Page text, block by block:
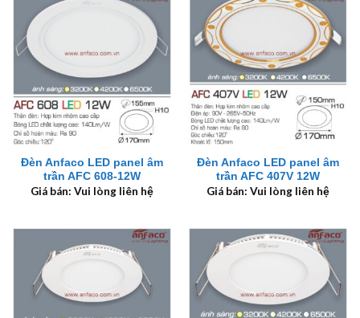
Đèn Anfaco LED panel âm
trần AFC 608-12W
Giá bán: Vui lòng liên hệ
Đèn Anfaco LED panel âm
trần AFC 407V 12W
Giá bán: Vui lòng liên hệ